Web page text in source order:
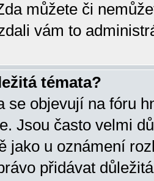
můžete či
vám to
témata?
se objevují na fóru
Jsou často velmi
jako u oznámení
přidávat